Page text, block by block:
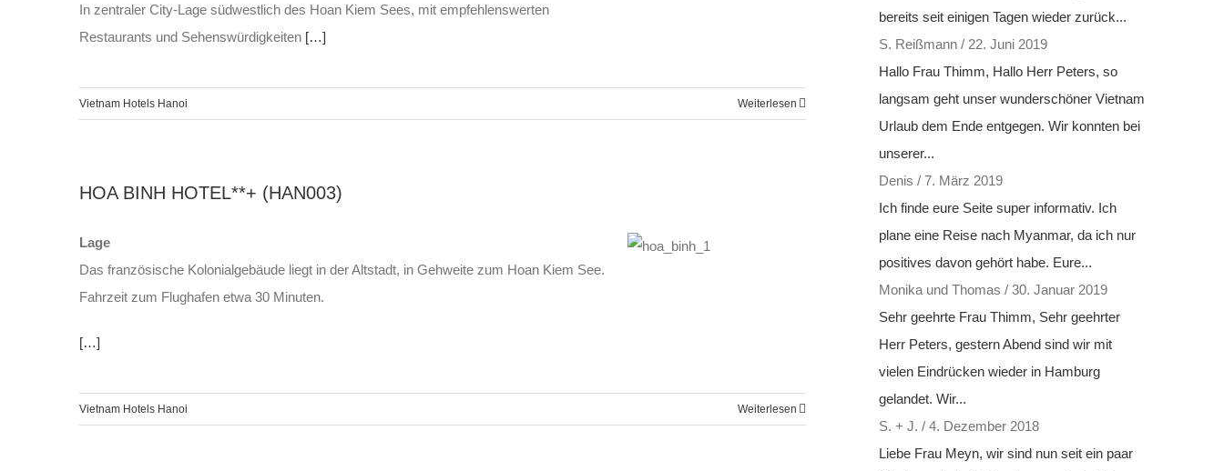
In zentraler City-Lage südwestlich des Hoan Kiem Sees, mit empfehlenswerten
Restaurants und Sehenswürdigkeiten […]
Vietnam Hotels Hanoi Weiterlesen
HOA BINH HOTEL**+ (HAN003)
Lage
Das französische Kolonialgebäude liegt in der Altstadt, in Gehweite zum Hoan Kiem See.
Fahrzeit zum Flughafen etwa 30 Minuten.
[…]
Vietnam Hotels Hanoi Weiterlesen
bereits seit einigen Tagen wieder zurück...
S. Reißmann/ 22. Juni 2019
Hallo Frau Thimm, Hallo Herr Peters, so
langsam geht unser wunderschöner Vietnam
Urlaub dem Ende entgegen. Wir konnten bei
unserer...
Denis / 7. März 2019
Ich finde eure Seite super informativ. Ich
plane eine Reise nach Myanmar, da ich nur
positives davon gehört habe. Eure...
Monika und Thomas / 30. Januar 2019
Sehr geehrte Frau Thimm, Sehr geehrter
Herr Peters, gestern Abend sind wir mit
vielen Eindrücken wieder in Hamburg
gelandet. Wir...
S. + J. / 4. Dezember 2018
Liebe Frau Meyn, wir sind nun seit ein paar